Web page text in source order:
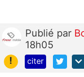
Publié par
18h05
!
citer